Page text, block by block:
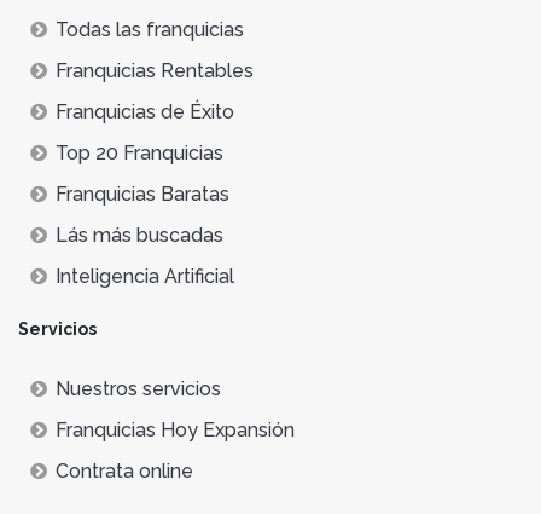
Todas las franquicias
Franquicias Rentables
Franquicias de Éxito
Top 20 Franquicias
Franquicias Baratas
Lás más buscadas
Inteligencia Artificial
Servicios
Nuestros servicios
Franquicias Hoy Expansión
Contrata online